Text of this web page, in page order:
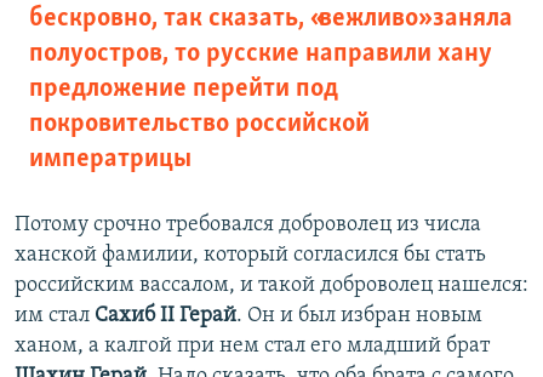
бескровно, так сказать, «вежливо» заняла
полуостров, то русские направили хану
предложение перейти под
покровительство российской
императрицы
Потому срочно требовался доброволец из числа
ханской фамилии, который согласился бы стать
российским вассалом, и такой доброволец нашелся:
им стал Сахиб II Герай. Он и был избран новым
ханом, а калгой при нем стал его младший брат